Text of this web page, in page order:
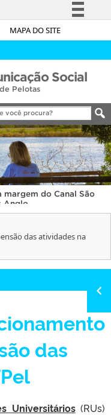
MAPA DO SITE
Simplifique!
à informação
Legislação
Canais
Social
Pelotas
margem do Canal São
Anglo
das atividades na
das
Universitários(RUs)